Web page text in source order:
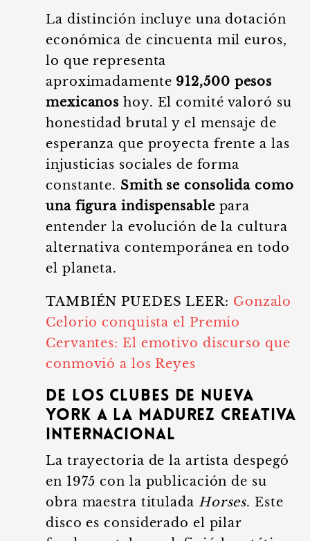
La distinción incluye una dotación
económica de cincuenta mil euros,
lo que representa
aproximadamente 912,500 pesos
mexicanos hoy. El comité valoró su
honestidad brutal y el mensaje de
esperanza que proyecta frente a las
injusticias sociales de forma
constante. Smith se consolida como
una figura indispensablepara
entender la evolución de la cultura
alternativa contemporánea en todo
el planeta.
TAMBIÉN PUEDES LEER: Gonzalo
Celorio conquista el Premio
Cervantes: El emotivo discurso que
conmovió a los Reyes
De los clubes de Nueva
York a la madurez creativa
internacional
La trayectoria de la artista despegó
en 1975 con la publicación de su
obra maestra titulada Horses. Este
disco es considerado el pilar